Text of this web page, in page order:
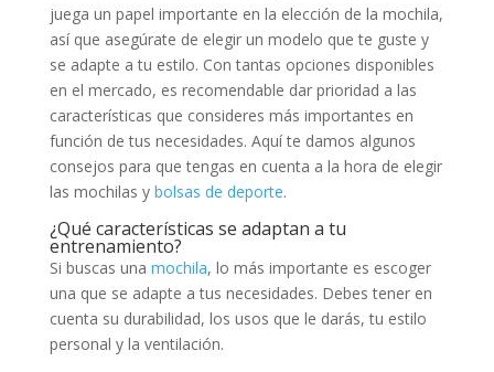
juega un papel importante en la elección de la mochila,
así que asegúrate de elegir un modelo que te guste y
se adapte a tu estilo. Con tantas opciones disponibles
en el mercado, es recomendable dar prioridad a las
características que consideres más importantes en
función de tus necesidades. Aquí te damos algunos
consejos para que tengas en cuenta a la hora de elegir
las mochilas y bolsas de deporte.
¿Qué características se adaptan a tu
entrenamiento?
Si buscas una mochila, lo más importante es escoger
una que se adapte a tus necesidades. Debes tener en
cuenta su durabilidad, los usos que le darás, tu estilo
personal y la ventilación.